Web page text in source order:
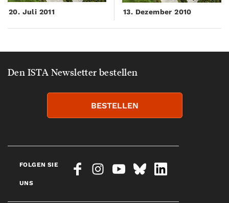
20. Juli 2011 13. Dezember 2010
Den ISTA Newsletter bestellen
BESTELLEN
FOLGEN SIE
UNS